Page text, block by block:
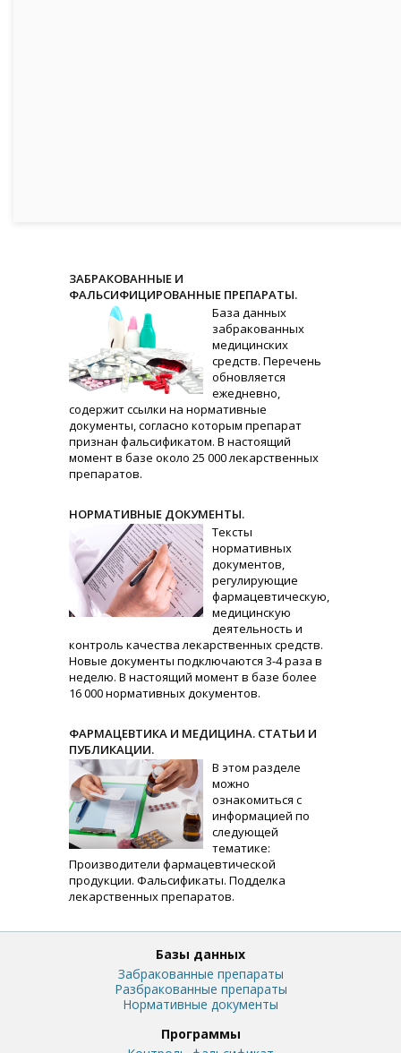
ЗАБРАКОВАННЫЕ И
ФАЛЬСИФИЦИРОВАННЫЕ ПРЕПАРАТЫ.
База данных
забракованных
медицинских
средств. Перечень
обновляется
ежедневно,
содержит ссылки на нормативные
документы, согласно которым препарат
признан фальсификатом. В настоящий
момент в базе около 25 000 лекарственных
препаратов.
НОРМАТИВНЫЕ ДОКУМЕНТЫ.
Тексты
нормативных
документов,
регулирующие
фармацевтическую,
медицинскую
деятельность и
контроль качества лекарственных средств.
Новые документы подключаются 3-4 раза в
неделю. В настоящий момент в базе более
16 000 нормативных документов.
ФАРМАЦЕВТИКА И МЕДИЦИНА. СТАТЬИ И
ПУБЛИКАЦИИ.
В этом разделе
можно
ознакомиться с
информацией по
следующей
тематике:
Производители фармацевтической
продукции. Фальсификаты. Подделка
лекарственных препаратов.
Базы данных
Забракованные препараты
Разбракованные препараты
Нормативные документы
Программы